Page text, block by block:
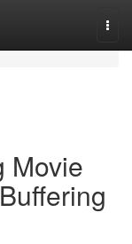
Movie